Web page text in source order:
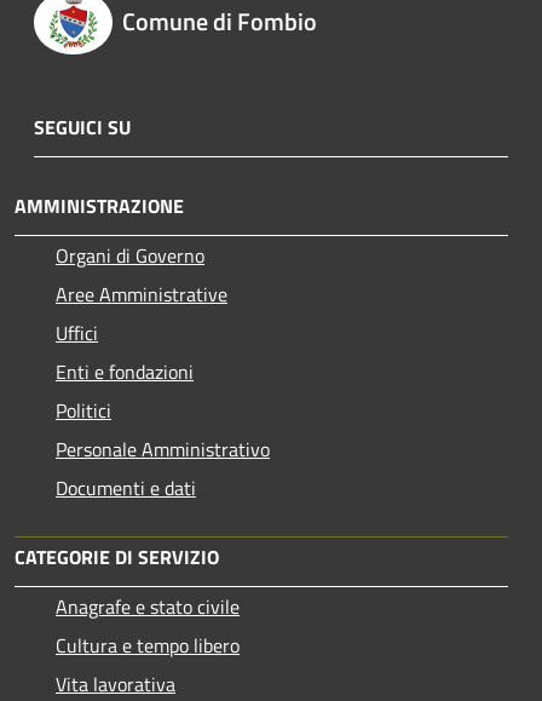
Comune di Fombio
SEGUICI SU
AMMINISTRAZIONE
Organi di Governo
Aree Amministrative
Uffici
Enti e fondazioni
Politici
Personale Amministrativo
Documenti e dati
CATEGORIE DI SERVIZIO
Anagrafe e stato civile
Cultura e tempo libero
Vita lavorativa